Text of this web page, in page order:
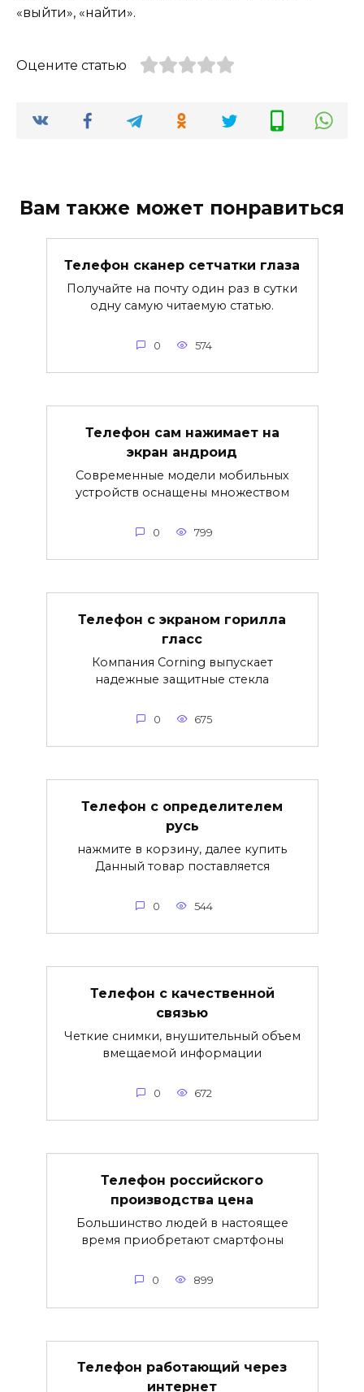
«выйти», «найти».
Оцените статью
Вам также может понравиться
Телефон сканер сетчатки глаза
Получайте на почту один раз в сутки
одну самую читаемую статью.
0 574
Телефон сам нажимает на
экран андроид
Современные модели мобильных
устройств оснащены множеством
0 799
Телефон с экраном горилла
гласс
Компания Corning выпускает
надежные защитные стекла
0 675
Телефон с определителем
русь
нажмите в корзину, далее купить
Данный товар поставляется
0 544
Телефон с качественной
связью
Четкие снимки, внушительный объем
вмещаемой информации
0 672
Телефон российского
производства цена
Большинство людей в настоящее
время приобретают смартфоны
0 899
Телефон работающий через
интернет